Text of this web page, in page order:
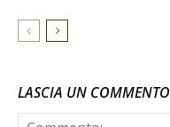
LASCIA UN COMMENTO